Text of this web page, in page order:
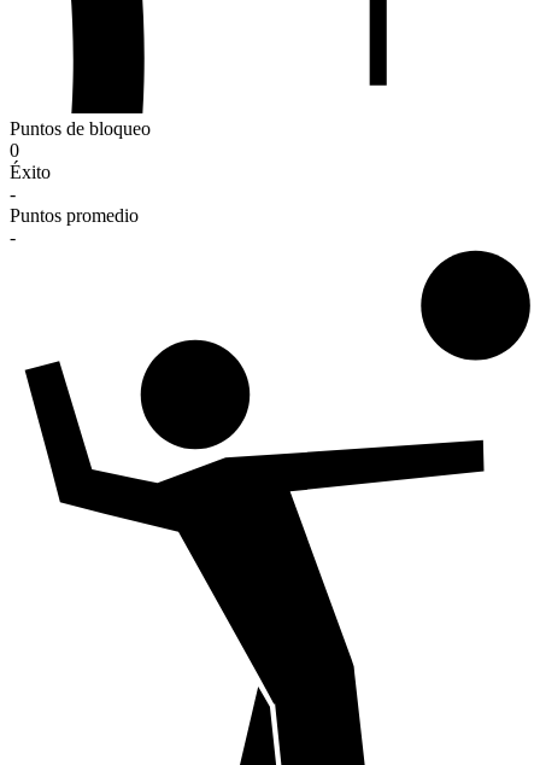
Puntos de bloqueo
0
Éxito
-
Puntos promedio
-